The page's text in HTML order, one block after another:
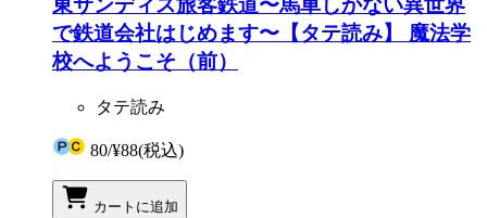
東サンディス旅客鉄道〜馬車しかない異世界
で鉄道会社はじめます〜【タテ読み】 魔法学
校へようこそ（前）
タテ読み
80/¥88(税込)
カートに追加